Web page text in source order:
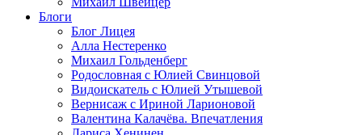
Блоги
Блог Лицея
Алла Нестеренко
Михаил Гольденберг
Родословная с Юлией Свинцовой
Видоискатель с Юлией Утышевой
Вернисаж с Ириной Ларионовой
Валентина Калачёва. Впечатления